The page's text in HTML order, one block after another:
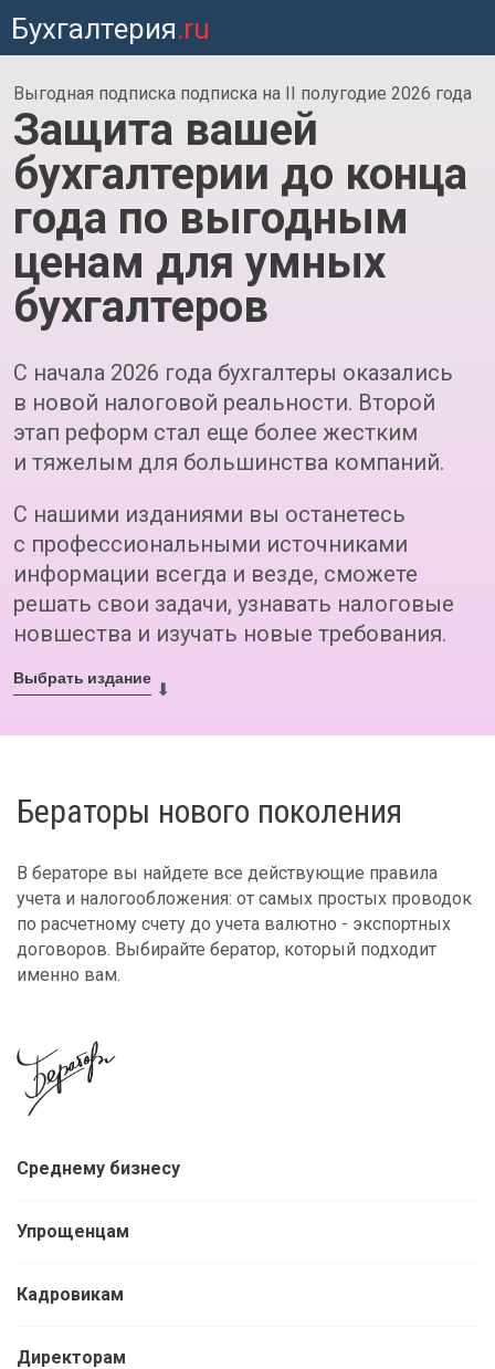
Бухгалтерия.ru
Выгодная подписка подписка на II полугодие 2026 года
Защита вашей
бухгалтерии до конца
года по выгодным
ценам для умных
бухгалтеров
С начала 2026 года бухгалтеры оказались
в новой налоговой реальности. Второй
этап реформ стал еще более жестким
и тяжелым для большинства компаний.
С нашими изданиями вы останетесь
с профессиональными источниками
информации всегда и везде, сможете
решать свои задачи, узнавать налоговые
новшества и изучать новые требования.
Выбрать издание ⬇
Бераторы нового поколения
В бераторе вы найдете все действующие правила
учета и налогообложения: от самых простых проводок
по расчетному счету до учета валютно - экспортных
договоров. Выбирайте бератор, который подходит
именно вам.
Среднему бизнесу
Упрощенцам
Кадровикам
Директорам